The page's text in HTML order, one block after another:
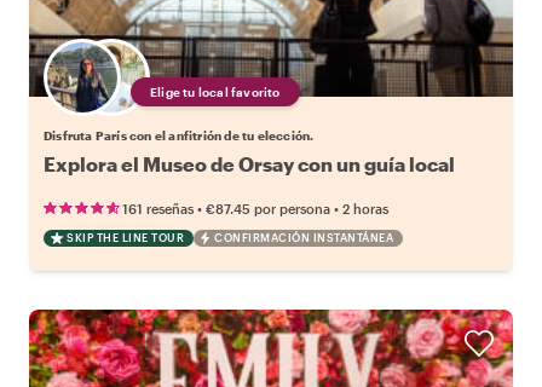
Elige tu local favorito
Disfruta París con el anfitrión de tu elección.
Explora el Museo de Orsay con un guía local
161 reseñas • €87.45 por persona • 2 horas
SKIP THE LINE TOUR CONFIRMACIÓN INSTANTÁNEA